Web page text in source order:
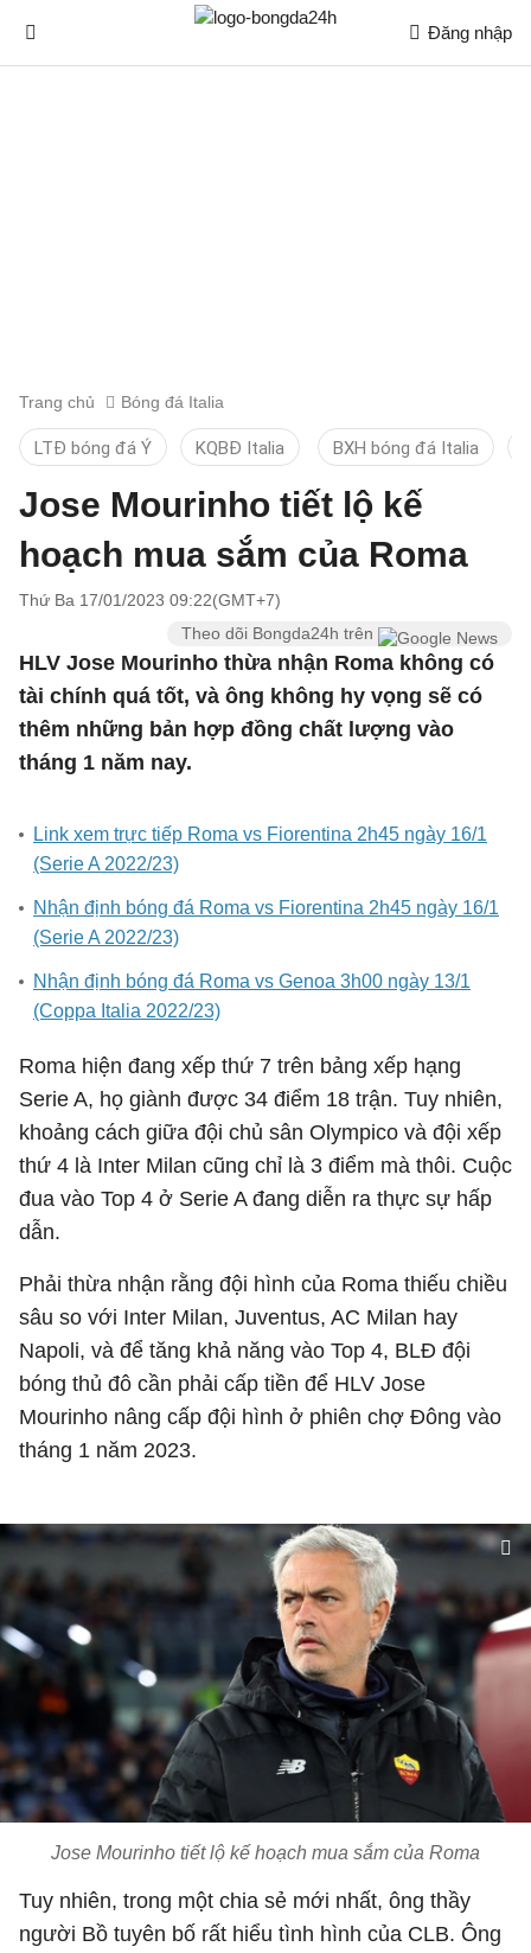
Đăng nhập
Trang chủ Bóng đá Italia
LTĐ bóng đá Ý KQBĐ Italia BXH bóng đá Italia
Jose Mourinho tiết lộ kế
hoạch mua sắm của Roma
Thứ Ba 17/01/2023 09:22(GMT+7)
Theo dõi Bongda24h trên
HLV Jose Mourinho thừa nhận Roma không có
tài chính quá tốt, và ông không hy vọng sẽ có
thêm những bản hợp đồng chất lượng vào
tháng 1 năm nay.
Link xem trực tiếp Roma vs Fiorentina 2h45 ngày 16/1
(Serie A 2022/23)
Nhận định bóng đá Roma vs Fiorentina 2h45 ngày 16/1
(Serie A 2022/23)
Nhận định bóng đá Roma vs Genoa 3h00 ngày 13/1
(Coppa Italia 2022/23)
Roma hiện đang xếp thứ 7 trên bảng xếp hạng
Serie A, họ giành được 34 điểm 18 trận. Tuy nhiên,
khoảng cách giữa đội chủ sân Olympico và đội xếp
thứ 4 là Inter Milan cũng chỉ là 3 điểm mà thôi. Cuộc
đua vào Top 4 ở Serie A đang diễn ra thực sự hấp
dẫn.
Phải thừa nhận rằng đội hình của Roma thiếu chiều
sâu so với Inter Milan, Juventus, AC Milan hay
Napoli, và để tăng khả năng vào Top 4, BLĐ đội
bóng thủ đô cần phải cấp tiền để HLV Jose
Mourinho nâng cấp đội hình ở phiên chợ Đông vào
tháng 1 năm 2023.
Jose Mourinho tiết lộ kế hoạch mua sắm của Roma
Tuy nhiên, trong một chia sẻ mới nhất, ông thầy
người Bồ tuyên bố rất hiểu tình hình của CLB. Ông